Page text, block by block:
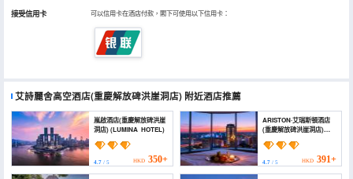
接受信用卡 可以信用卡在酒店付款，閣下可使用以下信用卡：
艾詩麗舍高空酒店(重慶解放碑洪崖洞店) 附近酒店推薦
嵐啟酒店(重慶解放碑洪崖
洞店) (LUMINA HOTEL)
4.7 / 5 HKD 350+
ARISTON·艾瑞斯頓酒店
(重慶解放碑洪崖洞店)
HOTEL (Chongqing
Hongyadong Branch))
4.7/ 5 HKD 391+